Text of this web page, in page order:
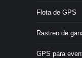
Flota de GPS
Rastreo de
GPS para